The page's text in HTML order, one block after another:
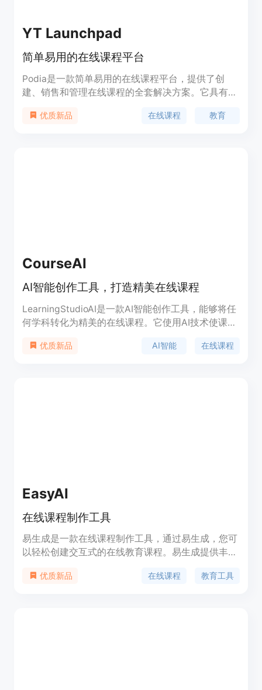
YT Launchpad
简单易用的在线课程平台
Podia是一款简单易用的在线课程平台，提供了创
建、销售和管理在线课程的全套解决方案。它具有直
的课程内容，设置定价、优惠和销售渠道，并提供全
优质新品 在线课程 教育
CourseAI
AI智能创作工具，打造精美在线课程
LearningStudioAI是一款AI智能创作工具，能够将任
何学科转化为精美的在线课程。它使用AI技术使课程
容。它具有在所有设备上无缝扩展的能力，并提供令
优质新品 AI智能 在线课程
EasyAI
在线课程制作工具
易生成是一款在线课程制作工具，通过易生成，您可
以轻松创建交互式的在线教育课程。易生成提供丰富
享和协作等。易生成定价灵活，适用于个人和企业用
优质新品 在线课程 教育工具